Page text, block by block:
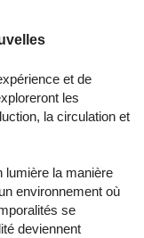
et de
les
la circulation et
lumière la manière
environnement où
se
deviennent